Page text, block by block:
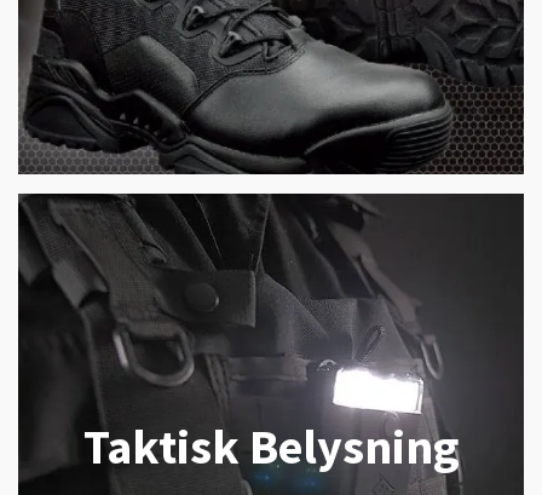
Taktisk Belysning